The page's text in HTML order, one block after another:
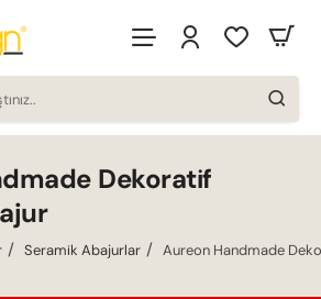
Dekoratif
Seramik Abajurlar Aureon Handmade